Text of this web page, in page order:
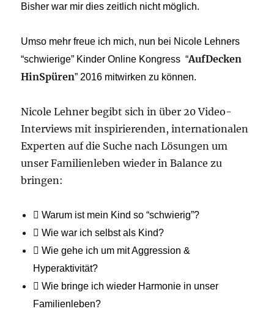
Bisher war mir dies zeitlich nicht möglich.
Umso mehr freue ich mich, nun bei Nicole Lehners
“schwierige” Kinder Online Kongress “AufDecken
HinSpüren” 2016 mitwirken zu können.
Nicole Lehner begibt sich in über 20 Video-
Interviews mit inspirierenden, internationalen
Experten auf die Suche nach Lösungen um
unser Familienleben wieder in Balance zu
bringen:
 Warum ist mein Kind so “schwierig”?
 Wie war ich selbst als Kind?
 Wie gehe ich um mit Aggression &
Hyperaktivität?
 Wie bringe ich wieder Harmonie in unser
Familienleben?